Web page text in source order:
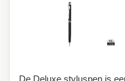
De Deluxe styluspen is